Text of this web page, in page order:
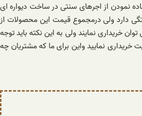
نمودن از اجرهای سنتی در ساخت دیواره ای
دارد ولی درمجموع قیمت این محصولات از
محصولات را می توان خریداری نمایند ولی به این نکته باید توجه
خریداری نمایید واین برای ما که مشتریان چه